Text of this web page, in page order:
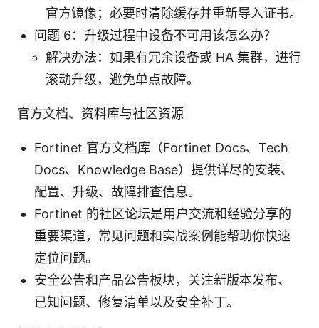
官方镜像；必要时清除缓存并重新导入证书。
问题 6：升级过程中设备不可用该怎么办？
解决办法：如果有冗余设备或 HA 集群，进行
滚动升级，避免单点故障。
官方文档、资料库与社区资源
Fortinet 官方文档库（Fortinet Docs、Tech
Docs、Knowledge Base）提供详尽的安装、
配置、升级、故障排查信息。
Fortinet 的社区论坛是用户交流和经验分享的
重要渠道，常见问题和实战案例能帮助你快速
定位问题。
安全公告和产品公告板块，关注新版本发布、
已知问题、修复清单以及安全补丁。